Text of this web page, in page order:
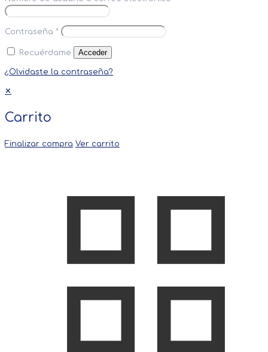
Contraseña *
Recuérdame Acceder
¿Olvidaste la contraseña?
✕
Carrito
Finalizar compra Ver carrito